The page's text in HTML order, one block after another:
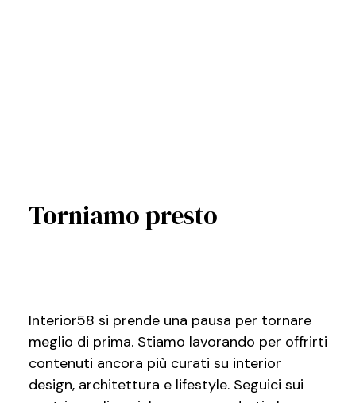
Torniamo presto
Interior58 si prende una pausa per tornare
meglio di prima. Stiamo lavorando per offrirti
contenuti ancora più curati su interior
design, architettura e lifestyle. Seguici sui